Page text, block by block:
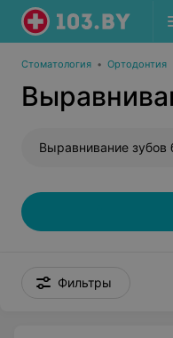
Стоматология • Ортодонтия
Фильтры